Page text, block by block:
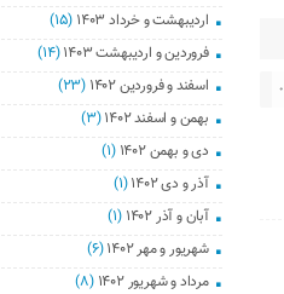
اردیبهشت و خرداد ۱۴۰۳
(۱۵)
فروردین و اردیبهشت ۱۴۰۳
(۱۴)
اسفند و فروردین ۱۴۰۲
(۲۳)
بهمن و اسفند ۱۴۰۲
(۳)
دی و بهمن ۱۴۰۲
(۱)
آذر و دی ۱۴۰۲
(۱)
آبان و آذر ۱۴۰۲
(۱)
شهریور و مهر ۱۴۰۲
(۶)
مرداد و شهریور ۱۴۰۲
(۸)